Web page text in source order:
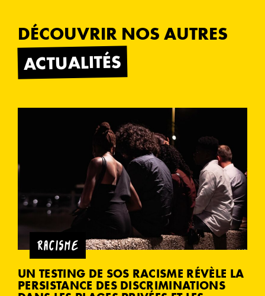
DÉCOUVRIR NOS AUTRES
ACTUALITÉS
RACISME
UN TESTING DE SOS RACISME RÉVÈLE LA
PERSISTANCE DES DISCRIMINATIONS